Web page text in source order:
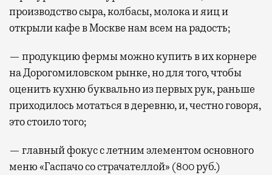
производство сыра, колбасы, молока и яиц и
открыли кафе в Москве нам всем на радость;
— продукцию фермы можно купить в их корнере
на Дорогомиловском рынке, но для того, чтобы
оценить кухню буквально из первых рук, раньше
приходилось мотаться в деревню, и, честно говоря,
это стоило того;
— главный фокус с летним элементом основного
меню «Гаспачо со страчателлой» (800 руб.)